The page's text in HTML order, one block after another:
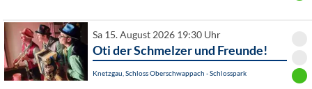
Sa 15. August 2026 19:30 Uhr
Oti der Schmelzer und Freunde!
Knetzgau, Schloss Oberschwappach - Schlosspark